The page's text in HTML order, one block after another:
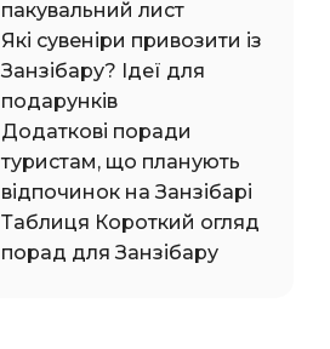
пакувальний лист
Які сувеніри привозити із
Занзібару? Ідеї для
подарунків
Додаткові поради
туристам, що планують
відпочинок на Занзібарі
Таблиця Короткий огляд
порад для Занзібару